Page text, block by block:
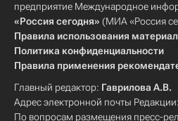
предприятие Международное
«Россия сегодня» (МИА «Россия
Правила использования
Политика конфиденциальности
Правила применения
Главный редактор: Гаврилова А.В.
Адрес электронной почты Редакции:
По вопросам размещения пресс-